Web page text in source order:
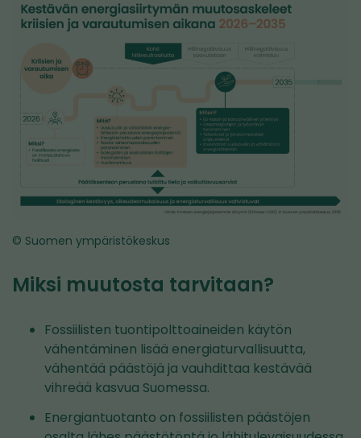
© Suomen ympäristökeskus
Miksi muutosta tarvitaan?
Fossiilisten tuontipolttoaineiden käytön
vähentäminen lisää energiaturvallisuutta,
vähentää päästöjä ja vauhdittaa kestävää
vihreää kasvua Suomessa.
Energiantuotanto on fossiilisten päästöjen